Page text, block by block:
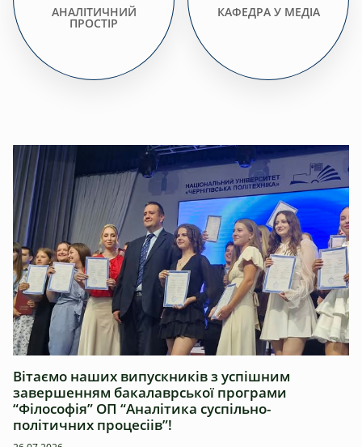
АНАЛІТИЧНИЙ
ПРОСТІР
КАФЕДРА У МЕДІА
Новини
Вітаємо наших випускників з успішним
завершенням бакалаврської програми
“Філософія” ОП “Аналітика суспільно-
політичних процесіів”!